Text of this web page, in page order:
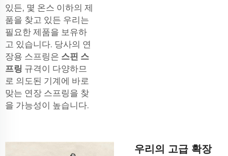
있든, 몇 온스 이하의 제
품을 찾고 있든 우리는
필요한 제품을 보유하
고 있습니다. 당사의 연
장용 스프링은 스핀 스
프링 규격이 다양하므
로 의도된 기계에 바로
맞는 연장 스프링을 찾
을 가능성이 높습니다.
우리의 고급 확장